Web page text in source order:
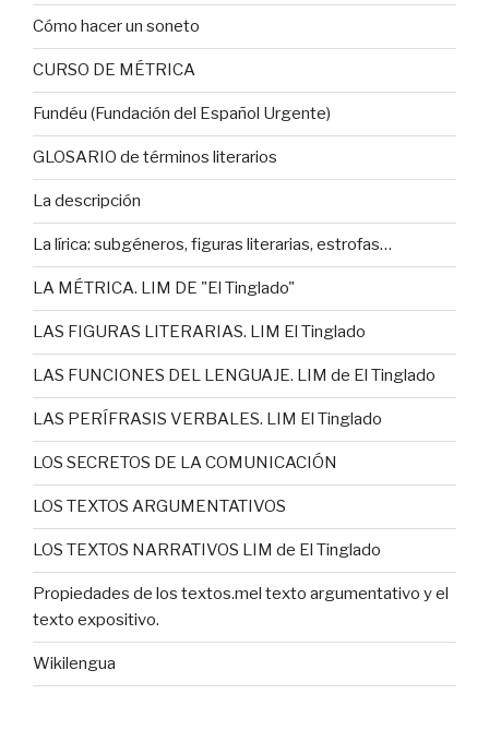
Cómo hacer un soneto
CURSO DE MÉTRICA
Fundéu (Fundación del Español Urgente)
GLOSARIO de términos literarios
La descripción
La lírica: subgéneros, figuras literarias, estrofas…
LA MÉTRICA. LIM DE "El Tinglado"
LAS FIGURAS LITERARIAS. LIM El Tinglado
LAS FUNCIONES DEL LENGUAJE. LIM de El Tinglado
LAS PERÍFRASIS VERBALES. LIM El Tinglado
LOS SECRETOS DE LA COMUNICACIÓN
LOS TEXTOS ARGUMENTATIVOS
LOS TEXTOS NARRATIVOS LIM de El Tinglado
Propiedades de los textos.mel texto argumentativo y el
texto expositivo.
Wikilengua